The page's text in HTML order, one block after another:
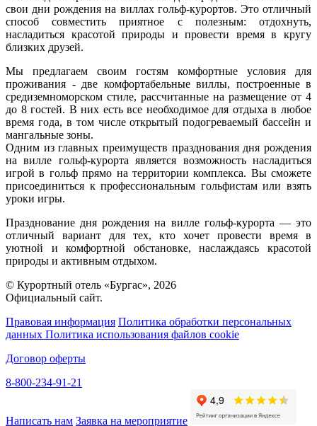
свои дни рождения на виллах гольф-курортов. Это отличный
способ совместить приятное с полезным: отдохнуть,
насладиться красотой природы и провести время в кругу
близких друзей.
Мы предлагаем своим гостям комфортные условия для
проживания - две комфортабельные виллы, построенные в
средиземноморском стиле, рассчитанные на размещение от 4
до 8 гостей. В них есть все необходимое для отдыха в любое
время года, в том числе открытый подогреваемый бассейн и
мангальные зоны.
Одним из главных преимуществ празднования дня рождения
на вилле гольф-курорта является возможность насладиться
игрой в гольф прямо на территории комплекса. Вы сможете
присоединиться к профессиональным гольфистам или взять
уроки игры.
Празднование дня рождения на вилле гольф-курорта — это
отличный вариант для тех, кто хочет провести время в
уютной и комфортной обстановке, наслаждаясь красотой
природы и активным отдыхом.
© Курортный отель «Бургас», 2026
Официальный сайт.
Правовая информация Политика обработки персональных
данных Политика использования файлов cookie
Договор оферты
8-800-234-91-21
Написать нам Заявка на мероприятие